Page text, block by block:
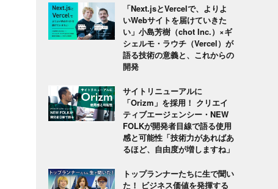
「Next.jsとVercelで、よりよ
いWebサイトを届けていきた
い」小島芳樹（chot Inc.）×ギ
シェルモ・ラウチ（Vercel）が
語る技術の意義と、これからの
開発
サイトリニューアルに
「Orizm」を採用！ クリエイ
ティブエージェンシー・NEW
FOLKが開発者目線で語る使用
感と可能性「技術力があればあ
るほど、自由度が増しますね」
トップランナーたちに生で聞い
た！ ビジネス価値を発揮する